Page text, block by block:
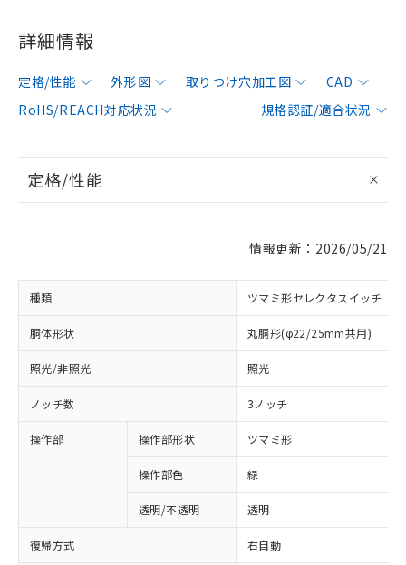
詳細情報
定格/性能 外形図 取りつけ穴加工図
CAD
RoHS/REACH対応状況
規格認証/適合状況
定格/性能
情報更新：2026/05/21
種類 ツマミ形セレクタスイッチ
胴体形状 丸胴形(φ22/25mm共用)
照光/非照光 照光
ノッチ数 3ノッチ
操作部 操作部形状 ツマミ形
操作部色 緑
透明/不透明 透明
復帰方式 右自動